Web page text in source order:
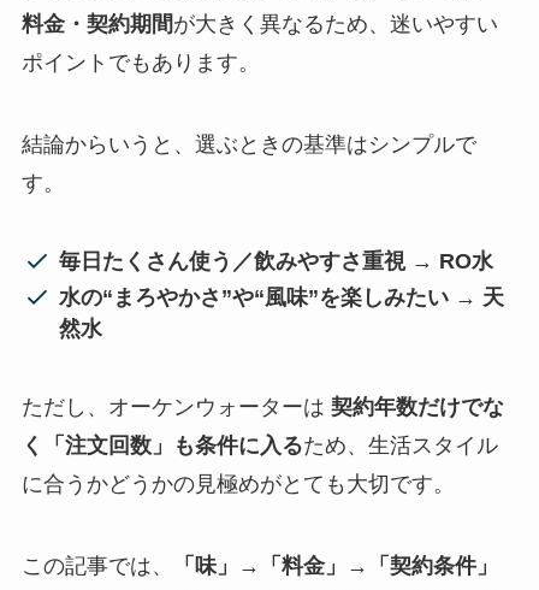
料金・契約期間が大きく異なるため、迷いやすい
ポイントでもあります。
結論からいうと、選ぶときの基準はシンプルで
す。
毎日たくさん使う／飲みやすさ重視→ RO水
水の“まろやかさ”や“風味”を楽しみたい → 天
然水
ただし、オーケンウォーターは 契約年数だけでな
く「注文回数」も条件に入るため、生活スタイル
に合うかどうかの見極めがとても大切です。
この記事では、
「味」→「料金」→「契約条件」